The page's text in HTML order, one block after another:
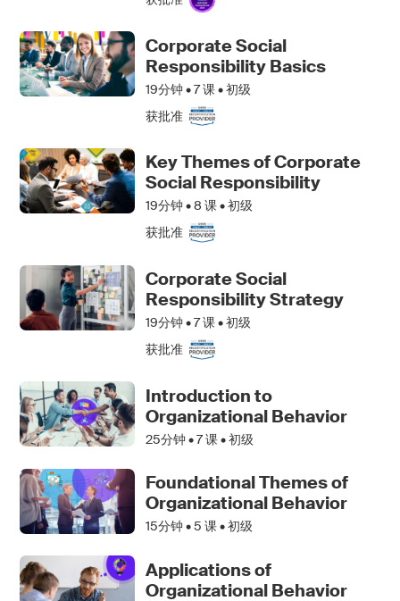
Corporate Social
Responsibility Basics
19分钟 •7课 • 初级
获批准
Key Themes of Corporate
Social Responsibility
19分钟 •8 课 • 初级
获批准
Corporate Social
Responsibility Strategy
19分钟 •7课 • 初级
获批准
Introduction to
Organizational Behavior
25分钟 •7课 • 初级
Foundational Themes of
Organizational Behavior
15分钟 •5 课 • 初级
Applications of
Organizational Behavior